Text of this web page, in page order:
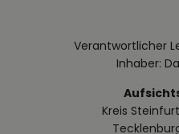
Verantwortlicher
Inhaber:
Kreis